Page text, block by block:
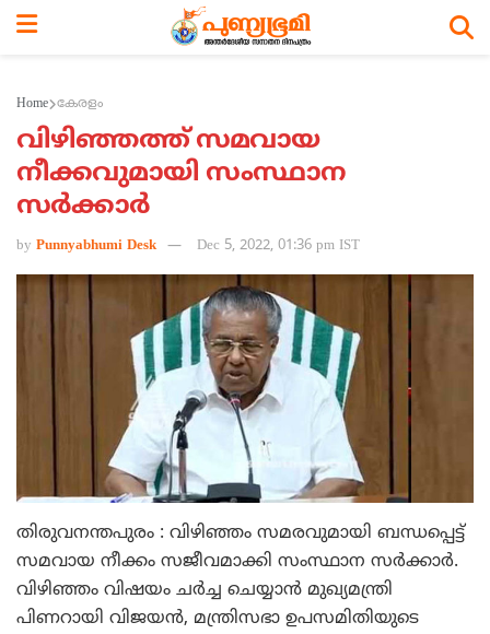
Home കേരളം
വിഴിഞ്ഞത്ത് സമവായ
നീക്കവുമായി സംസ്ഥാന
സര്‍ക്കാര്‍
by Punnyabhumi Desk Dec 5, 2022, 01:36 pm IST
തിരുവനന്തപുരം : വിഴിഞ്ഞം സമരവുമായി ബന്ധപ്പെട്ട്
സമവായ നീക്കം സജീവമാക്കി സംസ്ഥാന സര്‍ക്കാര്‍.
വിഴിഞ്ഞം വിഷയം ചര്‍ച്ച ചെയ്യാന്‍ മുഖ്യമന്ത്രി
പിണറായി വിജയന്‍, മന്ത്രിസഭാ ഉപസമിതിയുടെ